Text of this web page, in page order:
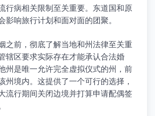
行病相关限制至关重要。东道国和原
影响旅行计划和面对面的团聚。
之前，彻底了解当地和州法律至关重
辖区要求实际存在才能承认合法婚
州是唯一允许完全虚拟仪式的州，前
州境内。这提供了一个可行的选择，
流行期间关闭边境并打算申请配偶签